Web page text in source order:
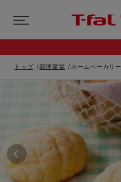
トップ 調理家電 ホームベーカリー